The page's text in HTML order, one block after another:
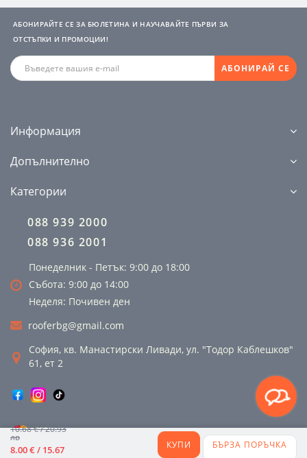
10.68 € / 20.93
лв
8.00 € / 15.67
КУПИ БЪРЗА ПОРЪЧКА
АБОНИРАЙТЕ СЕ ЗА БЮЛЕТИНА И НАУЧАВАЙТЕ ПЪРВИ ЗА
ОТСТЪПКИ И ПРОМОЦИИ!
АБОНИРАЙ СЕ
Информация
Допълнително
Категории
088 939 2000
088 936 2001
Понеделник - Петък: 9:00 до 18:00
Събота: 9:00 до 14:00
Неделя: Почивен ден
rooferbg@gmail.com
София, кв. Манастирски Ливади, ул. "Тодор Каблешков"
61, ет 2